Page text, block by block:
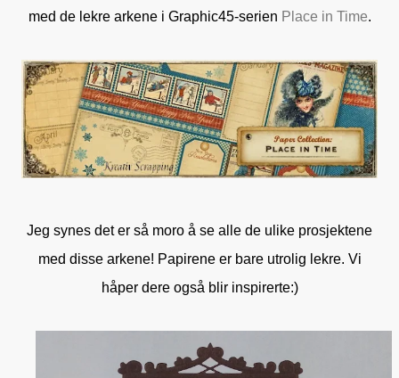
med de lekre arkene i Graphic45-serien Place in Time.
Jeg synes det er så moro å se alle de ulike prosjektene
med disse arkene! Papirene er bare utrolig lekre. Vi
håper dere også blir inspirerte:)